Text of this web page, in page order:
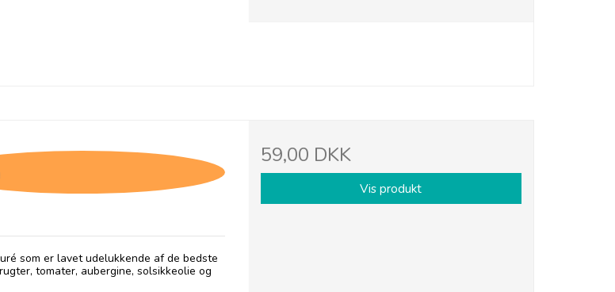
som er lavet udelukkende af de bedste
tomater, aubergine, solsikkeolie og
59,00 DKK
Vis produkt